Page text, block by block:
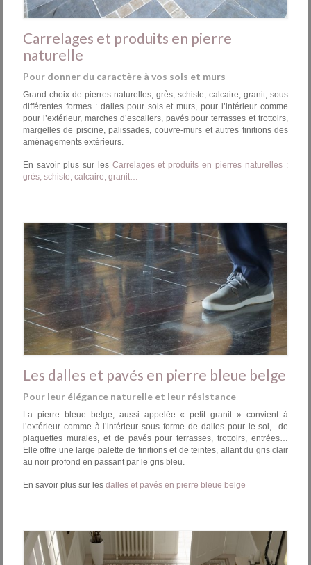
Carrelages et produits en pierre
naturelle
Pour donner du caractère à vos sols et murs
Grand choix de pierres naturelles, grès, schiste, calcaire, granit, sous
différentes formes : dalles pour sols et murs, pour l’intérieur comme
pour l’extérieur, marches d’escaliers, pavés pour terrasses et trottoirs,
margelles de piscine, palissades, couvre-murs et autres finitions des
aménagements extérieurs.
En savoir plus sur les Carrelages et produits en pierres naturelles :
grès, schiste, calcaire, granit…
Les dalles et pavés en pierre bleue belge
Pour leur élégance naturelle et leur résistance
La pierre bleue belge, aussi appelée « petit granit » convient à
l’extérieur comme à l’intérieur sous forme de dalles pour le sol, de
plaquettes murales, et de pavés pour terrasses, trottoirs, entrées…
Elle offre une large palette de finitions et de teintes, allant du gris clair
au noir profond en passant par le gris bleu.
En savoir plus sur les dalles et pavés en pierre bleue belge